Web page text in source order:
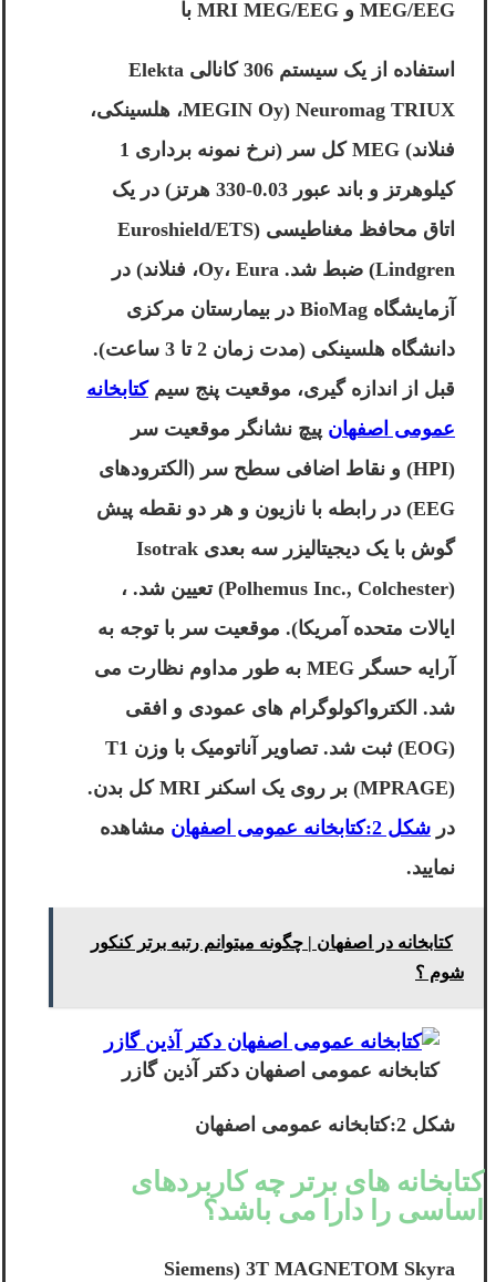
MEG/EEG و MRI MEG/EEG با
استفاده از یک سیستم 306 کانالی Elekta
Neuromag TRIUX (MEGIN Oy، هلسینکی،
فنلاند) MEG کل سر (نرخ نمونه برداری 1
کیلوهرتز و باند عبور 0.03-330 هرتز) در یک
اتاق محافظ مغناطیسی (Euroshield/ETS
Lindgren) ضبط شد. Oy، Eura، فنلاند) در
آزمایشگاه BioMag در بیمارستان مرکزی
دانشگاه هلسینکی (مدت زمان 2 تا 3 ساعت).
قبل از اندازه گیری، موقعیت پنج سیمکتابخانه
عمومی اصفهان پیچ نشانگر موقعیت سر
(HPI) و نقاط اضافی سطح سر (الکترودهای
EEG) در رابطه با نازیون و هر دو نقطه پیش
گوش با یک دیجیتالیزر سه بعدی Isotrak
(Polhemus Inc., Colchester) تعیین شد. ،
ایالات متحده آمریکا). موقعیت سر با توجه به
آرایه حسگر MEG به طور مداوم نظارت می
شد. الکترواکولوگرام های عمودی و افقی
(EOG) ثبت شد. تصاویر آناتومیک با وزن T1
(MPRAGE) بر روی یک اسکنر MRI کل بدن.
در شکل 2:کتابخانه عمومی اصفهان
مشاهده
نمایید.
کتابخانه در اصفهان | چگونه میتوانم رتبه برتر کنکور
شوم ؟
کتابخانه عمومی اصفهان دکتر آذین گازر
شکل 2:کتابخانه عمومی اصفهان
کتابخانه های برتر چه کاربردهای
اساسی را دارا می باشد؟
3T MAGNETOM Skyra (Siemens